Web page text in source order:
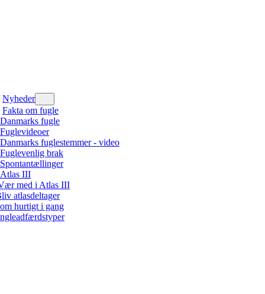
Nyheder
Fakta om fugle
Danmarks fugle
Fuglevideoer
Danmarks fuglestemmer - video
Fuglevenlig brak
Spontantællinger
Atlas III
med i Atlas III
atlasdeltager
hurtigt i gang